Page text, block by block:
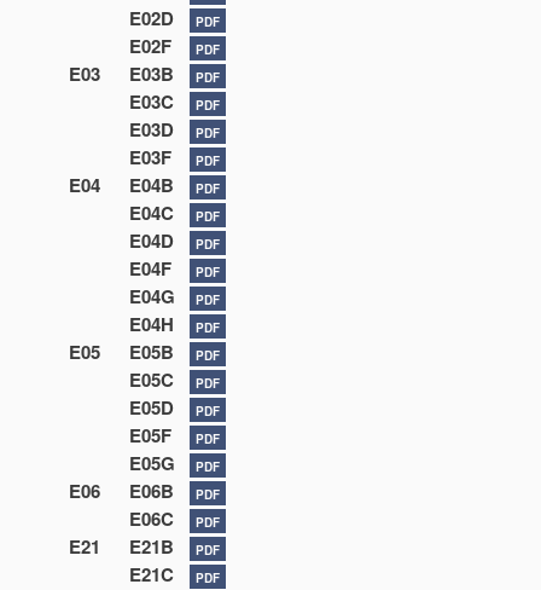
E02D PDF
E02F PDF
E03 E03B PDF
E03C PDF
E03D PDF
E03F PDF
E04 E04B PDF
E04C PDF
E04D PDF
E04F PDF
E04G PDF
E04H PDF
E05 E05B PDF
E05C PDF
E05D PDF
E05F PDF
E05G PDF
E06 E06B PDF
E06C PDF
E21 E21B PDF
E21C PDF